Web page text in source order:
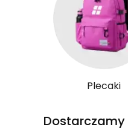
Plecaki
Dostarczamy